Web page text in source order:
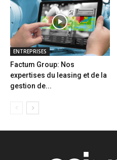
ENTREPRISES
Factum Group: Nos
expertises du leasing et de la
gestion de...